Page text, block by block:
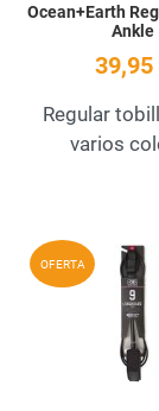
Ocean+Earth
Ankle
39,95
Regular
varios
OFERTA